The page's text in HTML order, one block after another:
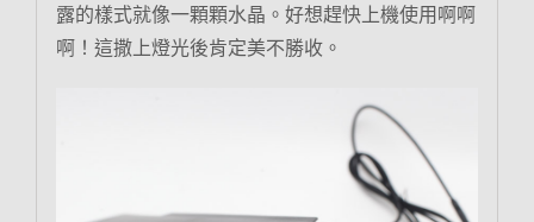
露的樣式就像一顆顆水晶。好想趕快上機使用啊啊
啊！這撒上燈光後肯定美不勝收。